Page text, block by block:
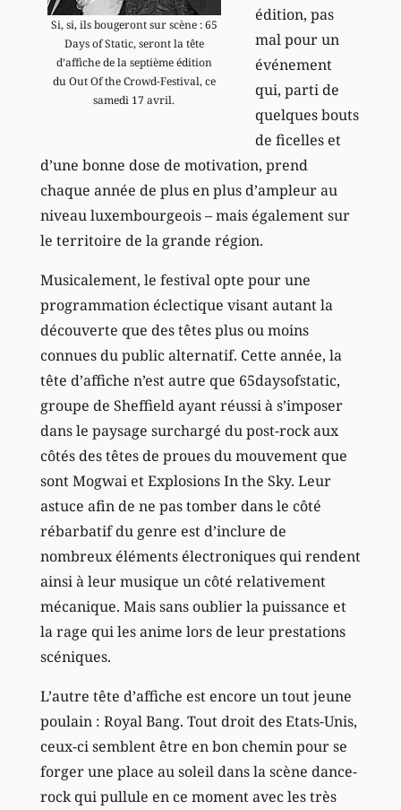
Si, si, ils bougeront sur scène : 65
Days of Static, seront la tête
d’affiche de la septième édition
du Out Of the Crowd-Festival, ce
samedi 17 avril.
édition, pas
mal pour un
événement
qui, parti de
quelques bouts
de ficelles et
d’une bonne dose de motivation, prend
chaque année de plus en plus d’ampleur au
niveau luxembourgeois – mais également sur
le territoire de la grande région.
Musicalement, le festival opte pour une
programmation éclectique visant autant la
découverte que des têtes plus ou moins
connues du public alternatif. Cette année, la
tête d’affiche n’est autre que 65daysofstatic,
groupe de Sheffield ayant réussi à s’imposer
dans le paysage surchargé du post-rock aux
côtés des têtes de proues du mouvement que
sont Mogwai et Explosions In the Sky. Leur
astuce afin de ne pas tomber dans le côté
rébarbatif du genre est d’inclure de
nombreux éléments électroniques qui rendent
ainsi à leur musique un côté relativement
mécanique. Mais sans oublier la puissance et
la rage qui les anime lors de leur prestations
scéniques.
L’autre tête d’affiche est encore un tout jeune
poulain : Royal Bang. Tout droit des Etats-Unis,
ceux-ci semblent être en bon chemin pour se
forger une place au soleil dans la scène dance-
rock qui pullule en ce moment avec les très